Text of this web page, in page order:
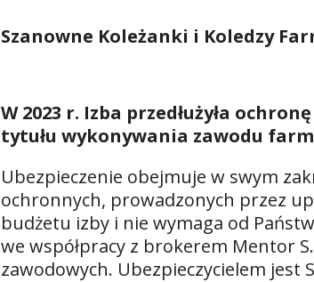
Szanowne Koleżanki i Koledzy
W 2023 r. Izba przedłużyła
tytułu wykonywania zawodu
Ubezpieczenie obejmuje w swym
ochronnych, prowadzonych przez
budżetu izby i nie wymaga od
we współpracy z brokerem Mentor
zawodowych. Ubezpieczycielem jest